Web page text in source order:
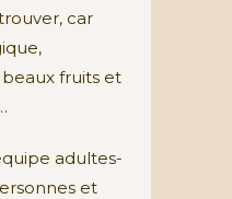
car
beaux fruits et
adultes-
et